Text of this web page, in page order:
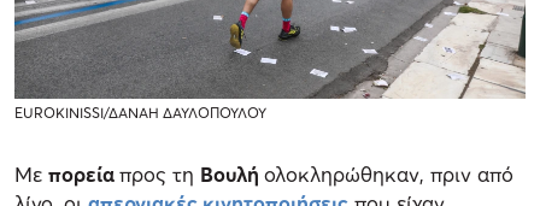
EUROKINISSΙ/ΔΑΝΑΗ ΔΑΥΛΟΠΟΥΛΟΥ
Με πορείαπρος τη Βουλή ολοκληρώθηκαν, πριν από